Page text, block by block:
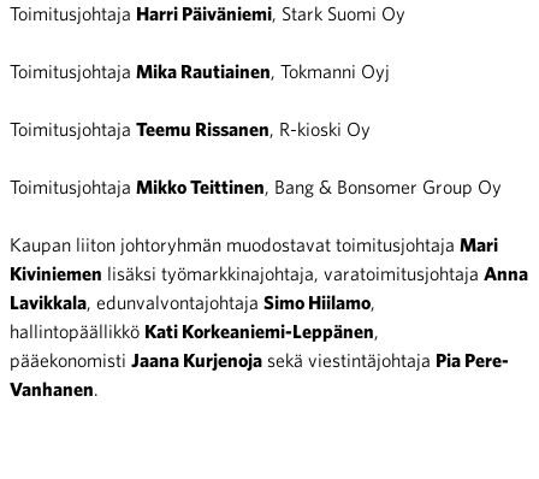
Toimitusjohtaja Harri Päiväniemi , Stark Suomi Oy
Toimitusjohtaja Mika Rautiainen , Tokmanni Oyj
Toimitusjohtaja Teemu Rissanen , R-kioski Oy
Toimitusjohtaja Mikko Teittinen , Bang & Bonsomer Group Oy
Kaupan liiton johtoryhmän muodostavat toimitusjohtaja Mari
Kiviniemen lisäksi työmarkkinajohtaja, varatoimitusjohtaja Anna
Lavikkala , edunvalvontajohtaja Simo Hiilamo
hallintopäällikkö Kati Korkeaniemi-Leppänen
pääekonomisti Jaana Kurjenoja sekä viestintäjohtaja Pia Pere-
Vanhanen